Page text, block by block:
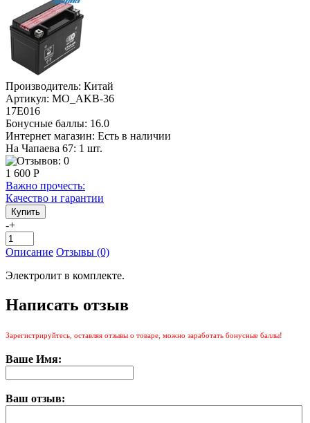
Производитель: Китай
Артикул: MO_AKB-36
17Е016
Бонусные баллы: 16.0
Интернет магазин: Есть в наличии
На Чапаева 67: 1 шт.
1 600 Р
Важно прочесть:
Качество и гарантии
-+
Описание Отзывы (0)
Электролит в комплекте.
Написать отзыв
Зарегистрируйтесь, оставляя отзывы о товаре, можно заработать бонусные баллы!
Ваше Имя:
Ваш отзыв: